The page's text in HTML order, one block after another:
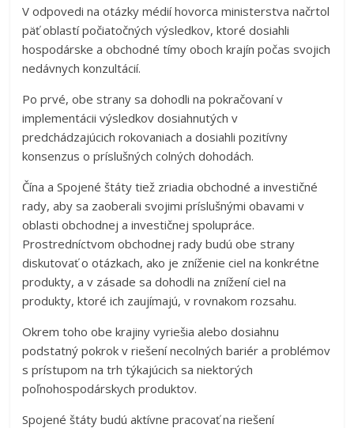
V odpovedi na otázky médií hovorca ministerstva načrtol
päť oblastí počiatočných výsledkov, ktoré dosiahli
hospodárske a obchodné tímy oboch krajín počas svojich
nedávnych konzultácií.
Po prvé, obe strany sa dohodli na pokračovaní v
implementácii výsledkov dosiahnutých v
predchádzajúcich rokovaniach a dosiahli pozitívny
konsenzus o príslušných colných dohodách.
Čína a Spojené štáty tiež zriadia obchodné a investičné
rady, aby sa zaoberali svojimi príslušnými obavami v
oblasti obchodnej a investičnej spolupráce.
Prostredníctvom obchodnej rady budú obe strany
diskutovať o otázkach, ako je zníženie ciel na konkrétne
produkty, a v zásade sa dohodli na znížení ciel na
produkty, ktoré ich zaujímajú, v rovnakom rozsahu.
Okrem toho obe krajiny vyriešia alebo dosiahnu
podstatný pokrok v riešení necolných bariér a problémov
s prístupom na trh týkajúcich sa niektorých
poľnohospodárskych produktov.
Spojené štáty budú aktívne pracovať na riešení